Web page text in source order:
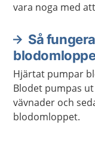
vara noga med
Så
Hjärtat pumpar
Blodet pumpas
vävnader och
blodomloppet.